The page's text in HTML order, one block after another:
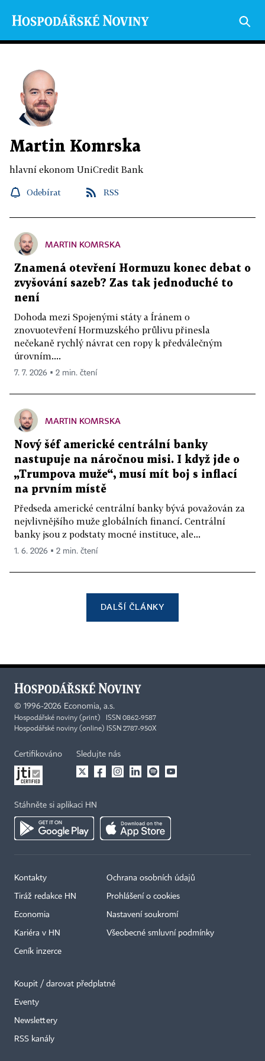
Martin Komrska
hlavní ekonom UniCredit Bank
Odebírat RSS
MARTIN KOMRSKA
Znamená otevření Hormuzu konec debat o
zvyšování sazeb? Zas tak jednoduché to
není
Dohoda mezi Spojenými státy a Íránem o
znovuotevření Hormuzského průlivu přinesla
nečekaně rychlý návrat cen ropy k předválečným
úrovním....
7. 7. 2026 ▪ 2 min. čtení
MARTIN KOMRSKA
Nový šéf americké centrální banky
nastupuje na náročnou misi. I když jde o
„Trumpova muže“, musí mít boj s inflací
na prvním místě
Předseda americké centrální banky bývá považován za
nejvlivnějšího muže globálních financí. Centrální
banky jsou z podstaty mocné instituce, ale...
1. 6. 2026 ▪ 2 min. čtení
DALŠÍ ČLÁNKY
© 1996-2026 Economia, a.s.
Hospodářské noviny (print) ISSN 0862-9587
Hospodářské noviny (online) ISSN 2787-950X
Certifikováno Sledujte nás
Stáhněte si aplikaci HN
Kontakty
Tiráž redakce HN
Economia
Kariéra v HN
Ceník inzerce
Ochrana osobních údajů
Prohlášení o cookies
Nastavení soukromí
Všeobecné smluvní podmínky
Koupit / darovat předplatné
Eventy
Newslettery
RSS kanály